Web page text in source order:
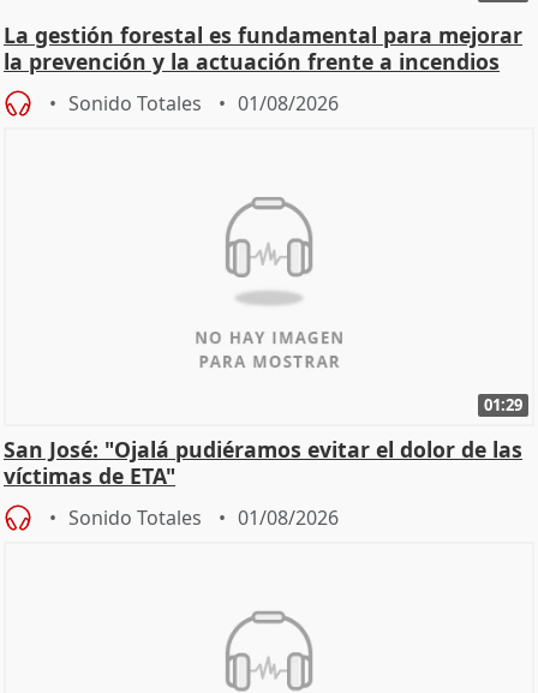
La gestión forestal es fundamental para mejorar
la prevención y la actuación frente a incendios
Sonido Totales 01/08/2026
01:29
San José: "Ojalá pudiéramos evitar el dolor de las
víctimas de ETA"
Sonido Totales 01/08/2026